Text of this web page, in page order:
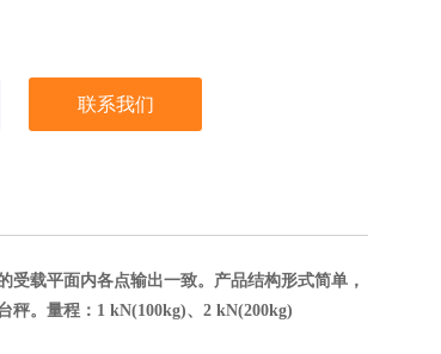
联系我们
载平面内各点输出一致。产品结构形式简单，
秤。 量程：1 kN(100kg)、2 kN(200kg)